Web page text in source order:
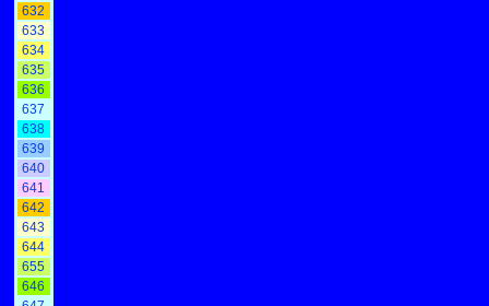
632
633
634
635
636
637
638
639
640
641
642
643
644
655
646